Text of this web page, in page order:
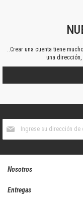
..Crear una cuenta tiene
una
boletín
Nosotros
Entregas